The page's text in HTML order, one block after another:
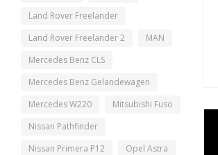
Land Rover Freelander
Land Rover Freelander 2
MAN
Mercedes Benz CLS
Mercedes Benz Gelandewagen
Mercedes W220
Mitsubishi Fuso
Nissan Pathfinder
Nissan Primera P12
Opel Astra